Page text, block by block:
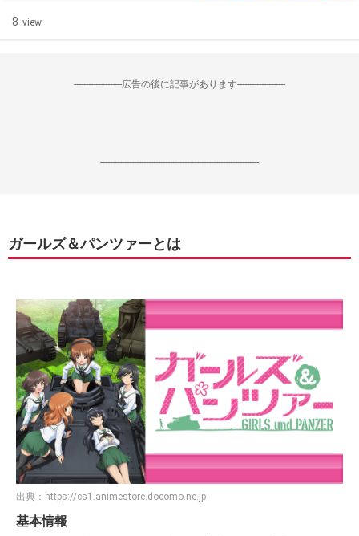
8 view
--------------------広告の後に記事があります--------------------
------------------------------------------------------------------
ガールズ＆パンツァーとは
出典： https://cs1.animestore.docomo.ne.jp
基本情報